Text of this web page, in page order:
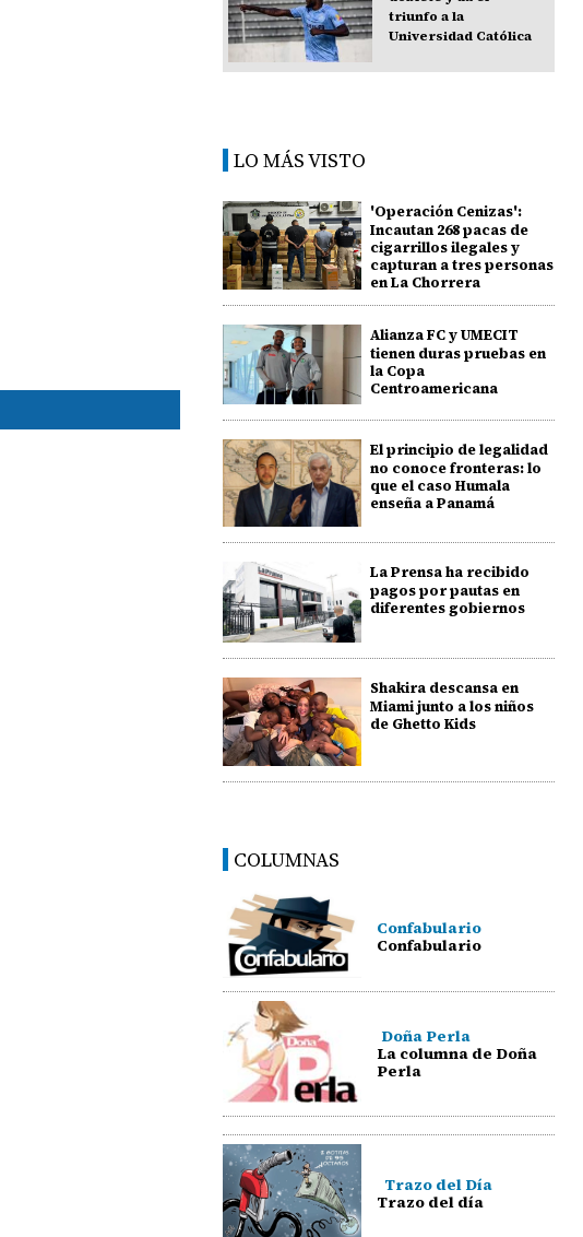
triunfo a la
Universidad Católica
LO MÁS VISTO
'Operación Cenizas':
Incautan 268 pacas de
cigarrillos ilegales y
capturan a tres personas
en La Chorrera
Alianza FC y UMECIT
tienen duras pruebas en
la Copa
Centroamericana
El principio de legalidad
no conoce fronteras: lo
que el caso Humala
enseña a Panamá
La Prensa ha recibido
pagos por pautas en
diferentes gobiernos
Shakira descansa en
Miami junto a los niños
de Ghetto Kids
COLUMNAS
Confabulario
Confabulario
Doña Perla
La columna de Doña
Perla
Trazo del Día
Trazo del día